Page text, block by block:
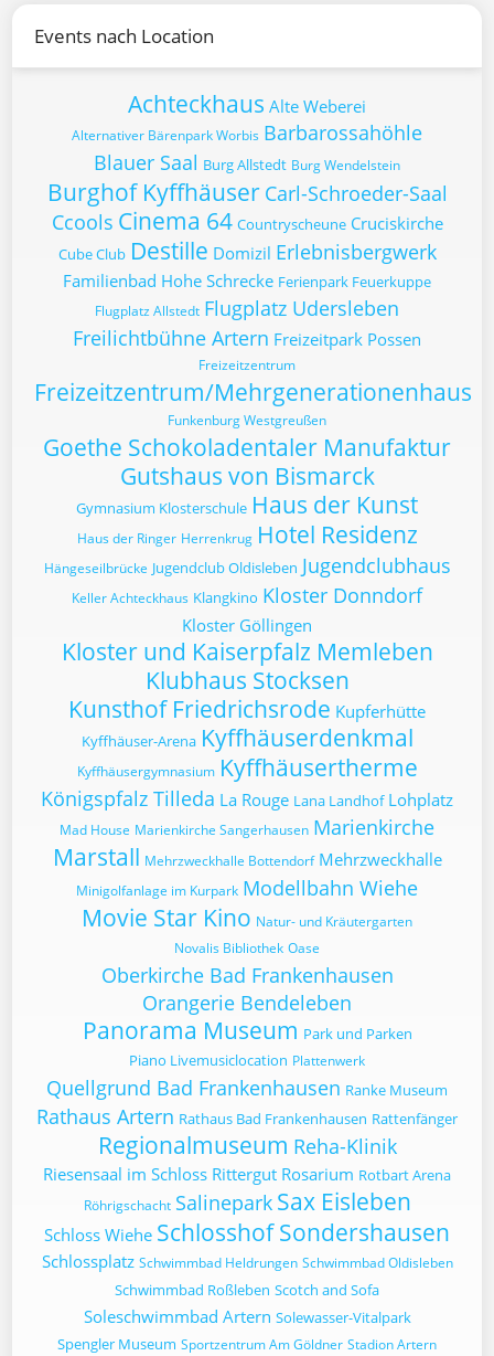
Events nach Location
Achteckhaus Alte Weberei
Alternativer Bärenpark Worbis Barbarossahöhle
Blauer Saal Burg Allstedt Burg Wendelstein
Burghof Kyffhäuser Carl-Schroeder-Saal
Ccools Cinema 64 Countryscheune Cruciskirche
Cube Club Destille Domizil Erlebnisbergwerk
Familienbad Hohe Schrecke Ferienpark Feuerkuppe
Flugplatz Allstedt Flugplatz Udersleben
Freilichtbühne Artern Freizeitpark Possen
Freizeitzentrum
Freizeitzentrum/Mehrgenerationenhaus
Funkenburg Westgreußen
Goethe Schokoladentaler Manufaktur
Gutshaus von Bismarck
Gymnasium Klosterschule Haus der Kunst
Haus der Ringer Herrenkrug Hotel Residenz
Hängeseilbrücke Jugendclub Oldisleben Jugendclubhaus
Keller Achteckhaus Klangkino Kloster Donndorf
Kloster Göllingen
Kloster und Kaiserpfalz Memleben
Klubhaus Stocksen
Kunsthof Friedrichsrode Kupferhütte
Kyffhäuser-Arena Kyffhäuserdenkmal
Kyffhäusergymnasium Kyffhäusertherme
Königspfalz Tilleda La Rouge Lana Landhof Lohplatz
Mad House Marienkirche Sangerhausen Marienkirche
Marstall Mehrzweckhalle Bottendorf Mehrzweckhalle
Minigolfanlage im Kurpark Modellbahn Wiehe
Movie Star Kino Natur- und Kräutergarten
Novalis Bibliothek Oase
Oberkirche Bad Frankenhausen
Orangerie Bendeleben
Panorama Museum Park und Parken
Piano Livemusiclocation Plattenwerk
Quellgrund Bad Frankenhausen Ranke Museum
Rathaus Artern Rathaus Bad Frankenhausen Rattenfänger
Regionalmuseum Reha-Klinik
Riesensaal im Schloss Rittergut Rosarium Rotbart Arena
Röhrigschacht Salinepark Sax Eisleben
Schloss Wiehe Schlosshof Sondershausen
Schlossplatz Schwimmbad Heldrungen Schwimmbad Oldisleben
Schwimmbad Roßleben Scotch and Sofa
Soleschwimmbad Artern Solewasser-Vitalpark
Spengler Museum Sportzentrum Am Göldner Stadion Artern